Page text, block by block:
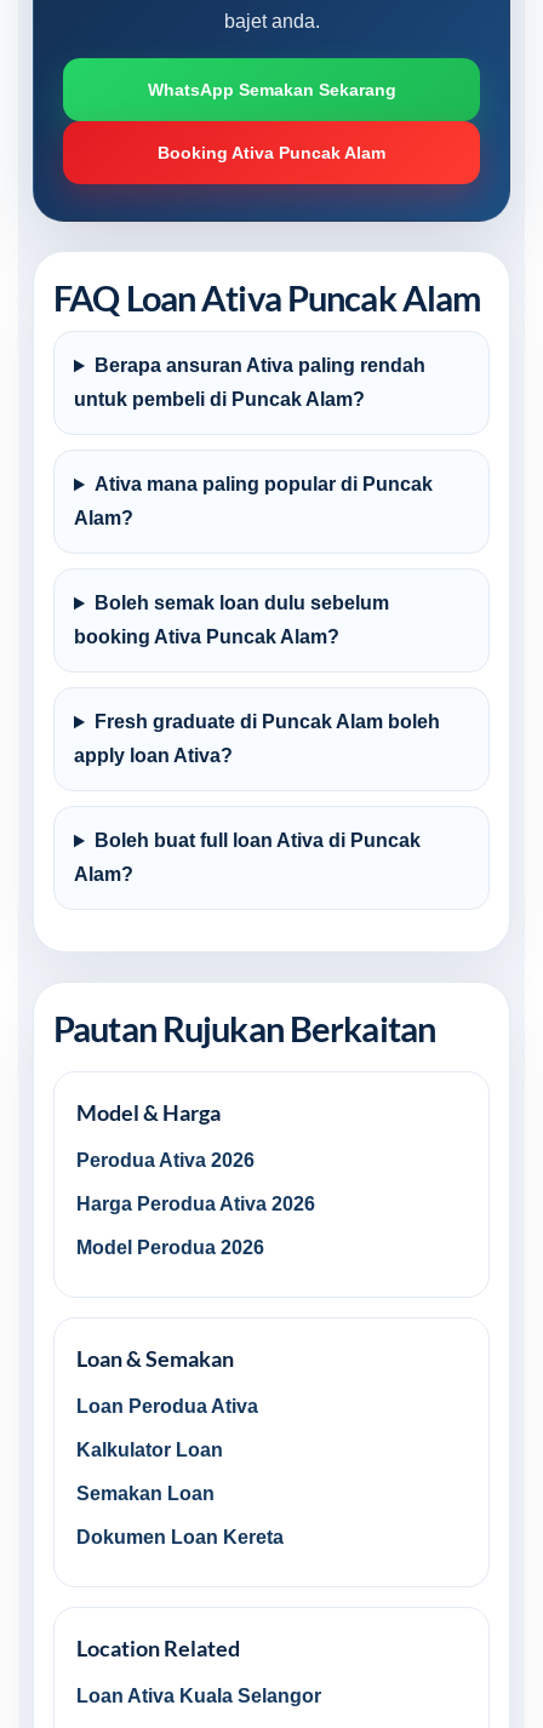
bajet anda.
WhatsApp Semakan Sekarang
Booking Ativa Puncak Alam
FAQ Loan Ativa Puncak Alam
Berapa ansuran Ativa paling rendah
untuk pembeli di Puncak Alam?
Ativa mana paling popular di Puncak
Alam?
Boleh semak loan dulu sebelum
booking Ativa Puncak Alam?
Fresh graduate di Puncak Alam boleh
apply loan Ativa?
Boleh buat full loan Ativa di Puncak
Alam?
Pautan Rujukan Berkaitan
Model & Harga
Perodua Ativa 2026
Harga Perodua Ativa 2026
Model Perodua 2026
Loan & Semakan
Loan Perodua Ativa
Kalkulator Loan
Semakan Loan
Dokumen Loan Kereta
Location Related
Loan Ativa Kuala Selangor